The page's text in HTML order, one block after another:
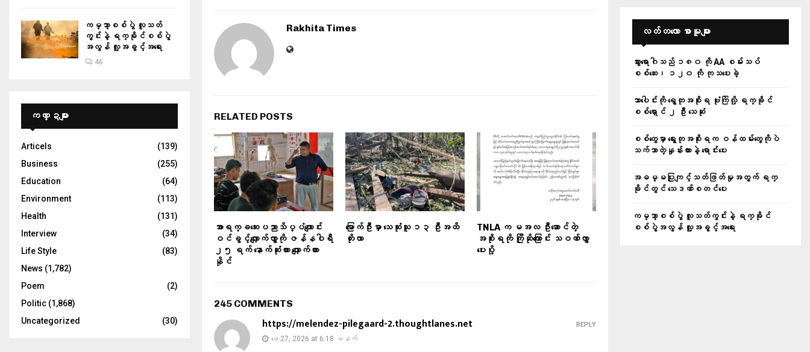
Rakhita Times
RELATED POSTS
အာရက္ခဆေးပညာသိပ္ပံကျောင်း
ဝင်ခွင့်လျှောက်လွှာကို ဇန်နဝါရီ
၂၅ ရက် နောက်ဆုံးထား လျှောက်ထား
နိုင်
မြောက်ဦးမှာ သေဆုံးသူ ၁၃ ဦးအထိ
တိုးလာ
TNLA က မအလ ဦးဆောင်တဲ့
အစိုးရကို ကြိုဆိုကြောင်း သဝဏ်လွှာ
ပေးပို့
245 COMMENTS
https://melendez-pilegaard-2.thoughtlanes.net
မေ 27, 2026 at 6:18 မနက်
REPLY
ကမ္ဘာ့စစ်ပွဲ လူသတ်
ကွင်းနဲ့ ရက္ခိုင်စစ်ပွဲ
အလွန် လူ့အခွင့်အရေး
46
ကဏ္ဍများ
Articels
(139)
Business
(255)
Education
(64)
Environment
(113)
Health
(131)
Interview
(34)
Life Style
(83)
News (1,782)
Poem
(2)
Politic (1,868)
Uncategorized
(30)
လတ်တ‌လော စာမူများ
သွားရောဂါသည် ၁၈၀ ကို AA စမ်းသပ်
စစ်ဆေး၊ ၁၂၀ ကို ကုသပေးခဲ့
သာပေါင်းကို ရွေတုအစိုးရ ဗုံးကြဲလို့ ရက္ခိုင်
စစ်ရှောင် ၂ ဦး သေဆုံး
စစ်တွေမှာ ရွေးတုအစိုးရက ဝန်ထမ်းတွေကိုပဲ
သက်သာတဲ့နှုန်းထားနဲ့ ရောင်းပေး
အဓမ္မပြုကျင့်သတ်ဖြတ်မှုအတွက် ရက္
ခိုင်တွင် သေဒဏ်စတင်ပေး
ကမ္ဘာ့စစ်ပွဲ လူသတ်ကွင်းနဲ့ ရက္ခိုင်
စစ်ပွဲအလွန် လူ့အခွင့်အရေး